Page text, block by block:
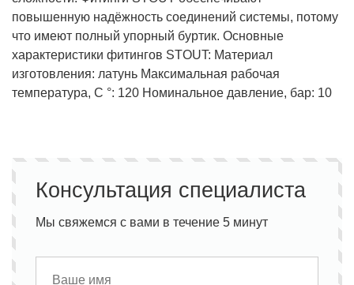
повышенную надёжность соединений системы, потому
что имеют полный упорный буртик. Основные
характеристики фитингов STOUT: Материал
изготовления: латунь Максимальная рабочая
температура, С °: 120 Номинальное давление, бар: 10
Консультация специалиста
Мы свяжемся с вами в течение 5 минут